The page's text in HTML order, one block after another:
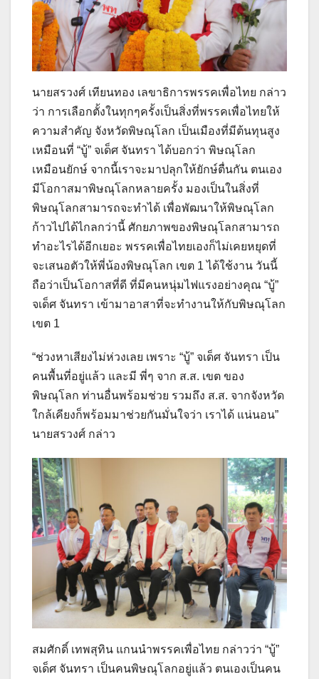
นายสรวงศ์ เทียนทอง เลขาธิการพรรคเพื่อไทย กล่าว
ว่า การเลือกตั้งในทุกๆครั้งเป็นสิ่งที่พรรคเพื่อไทยให้
ความสำคัญ จังหวัดพิษณุโลก เป็นเมืองที่มีต้นทุนสูง
เหมือนที่ “บู้” จเด็ศ จันทรา ได้บอกว่า พิษณุโลก
เหมือนยักษ์ จากนี้เราจะมาปลุกให้ยักษ์ตื่นกัน ตนเอง
มีโอกาสมาพิษณุโลกหลายครั้ง มองเป็นในสิ่งที่
พิษณุโลกสามารถจะทำได้ เพื่อพัฒนาให้พิษณุโลก
ก้าวไปได้ไกลกว่านี้ ศักยภาพของพิษณุโลกสามารถ
ทำอะไรได้อีกเยอะ พรรคเพื่อไทยเองก็ไม่เคยหยุดที่
จะเสนอตัวให้พี่น้องพิษณุโลก เขต 1 ได้ใช้งาน วันนี้
ถือว่าเป็นโอกาสที่ดี ที่มีคนหนุ่มไฟแรงอย่างคุณ “บู้”
จเด็ศ จันทรา เข้ามาอาสาที่จะทำงานให้กับพิษณุโลก
เขต 1
“ช่วงหาเสียงไม่ห่วงเลย เพราะ “บู้” จเด็ศ จันทรา เป็น
คนพื้นที่อยู่แล้ว และมี พี่ๆ จาก ส.ส. เขต ของ
พิษณุโลก ท่านอื่นพร้อมช่วย รวมถึง ส.ส. จากจังหวัด
ใกล้เคียงก็พร้อมมาช่วยกันมั่นใจว่า เราได้ แน่นอน”
นายสรวงศ์ กล่าว
สมศักดิ์ เทพสุทิน แกนนำพรรคเพื่อไทย กล่าวว่า “บู้”
จเด็ศ จันทรา เป็นคนพิษณุโลกอยู่แล้ว ตนเองเป็นคน